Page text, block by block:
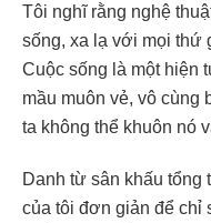
Tôi nghĩ rằng nghệ
sống, xa lạ với mọi thứ
Cuộc sống là một hiện
mầu muôn vẻ, vô cùng
ta không thể khuôn nó
Danh từ sân khấu tổng
của tôi đơn giản để chỉ